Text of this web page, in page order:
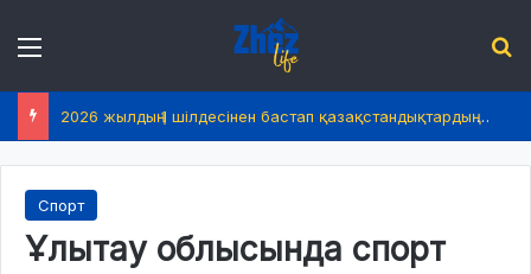
2026 жылдың 1 шілдесінен бастап қазақстандықтардың өмірінде не өзгереді?
Спорт
Ұлытау облысында спорт